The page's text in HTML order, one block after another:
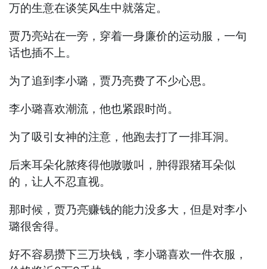
万的生意在谈笑风生中就落定。
贾乃亮站在一旁，穿着一身廉价的运动服，一句
话也插不上。
为了追到李小璐，贾乃亮费了不少心思。
李小璐喜欢潮流，他也紧跟时尚。
为了吸引女神的注意，他跑去打了一排耳洞。
后来耳朵化脓疼得他嗷嗷叫，肿得跟猪耳朵似
的，让人不忍直视。
那时候，贾乃亮赚钱的能力没多大，但是对李小
璐很舍得。
好不容易攒下三万块钱，李小璐喜欢一件衣服，